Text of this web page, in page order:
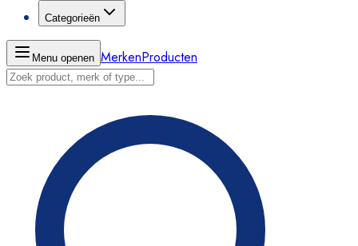
Categorieën
Menu openen MerkenProducten